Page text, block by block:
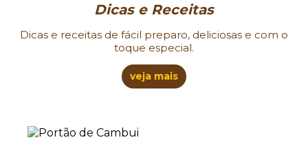
Dicas e Receitas
Dicas e receitas de fácil preparo, deliciosas e com o
toque especial.
veja mais